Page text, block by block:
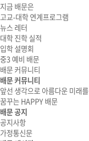
지금 배문은
고교-대학 연계프로그램
뉴스 레터
대학 진학 실적
입학 설명회
중3 예비 배문
배문 커뮤니티
배문 커뮤니티
앞선 생각으로 아름다운 미래를
꿈꾸는 HAPPY 배문
배문 공지
공지사항
가정통신문